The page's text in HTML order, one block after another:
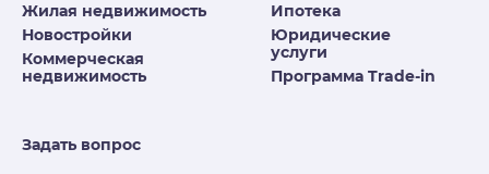
Жилая недвижимость
Новостройки
Коммерческая
недвижимость
Ипотека
Юридические
услуги
Программа Trade-in
Задать вопрос